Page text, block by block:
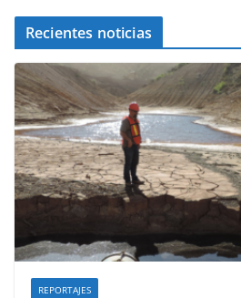
Recientes noticias
REPORTAJES